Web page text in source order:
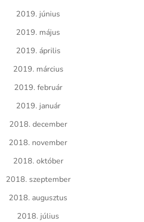
2019. június
2019. május
2019. április
2019. március
2019. február
2019. január
2018. december
2018. november
2018. október
2018. szeptember
2018. augusztus
2018. július